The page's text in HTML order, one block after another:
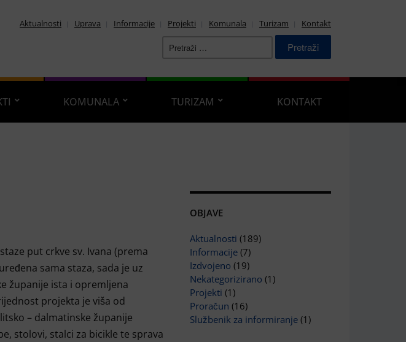
Aktualnosti Uprava Informacije Projekti Komunala Turizam Kontakt
Pretraži:
KOMUNALA TURIZAM KONTAKT
put crkve sv. Ivana (prema
sama staza, sada je uz
županije ista i opremljena
projekta je viša od
– dalmatinske županije
stolovi, stalci za bicikle te sprava
OBJAVE
Aktualnosti (189)
Informacije (7)
Izdvojeno (19)
Nekategorizirano (1)
Projekti (1)
Proračun (16)
Službenik za informiranje (1)